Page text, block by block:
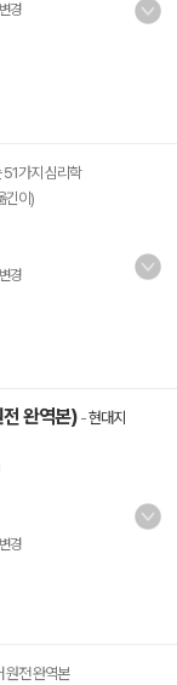
변경
51가지 심리학
긴이)
변경
전 완역본) -현대지
변경
원전 완역본